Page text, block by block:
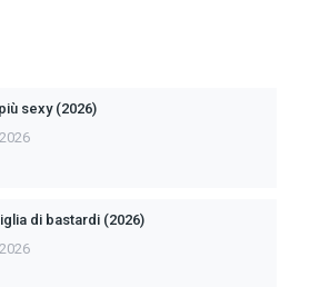
sexy (2026)
2026
di bastardi (2026)
2026